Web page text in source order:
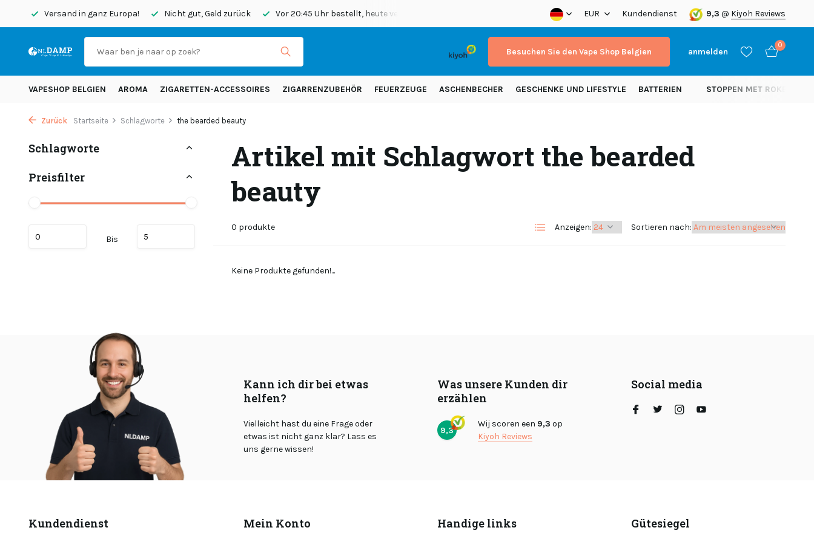
Versand in ganz Europa! Nicht gut, Geld zurück Vor 20:45 Uhr bestellt, heute versendet EUR Kundendienst 9,3 @ Kiyoh Reviews
Besuchen Sie den Vape Shop Belgien anmelden
Benutzerkonto
0
VAPESHOP BELGIEN AROMA ZIGARETTEN-ACCESSOIRES ZIGARRENZUBEHÖR FEUERZEUGE ASCHENBECHER GESCHENKE UND LIFESTYLE BATTERIEN STOPPEN MET ROKEN
Zurück Startseite Schlagworte the bearded beauty
Schlagworte
Preisfilter
Bis
Artikel mit Schlagwort the bearded
beauty
0 produkte Anzeigen: Sortieren nach:
Keine Produkte gefunden!...
Kann ich dir bei etwas
helfen?
Vielleicht hast du eine Frage oder
etwas ist nicht ganz klar? Lass es
uns gerne wissen!
Was unsere Kunden dir
erzählen
9,3
Wij scoren een 9,3 op
Kiyoh Reviews
Social media
Kundendienst Mein Konto Handige links Gütesiegel